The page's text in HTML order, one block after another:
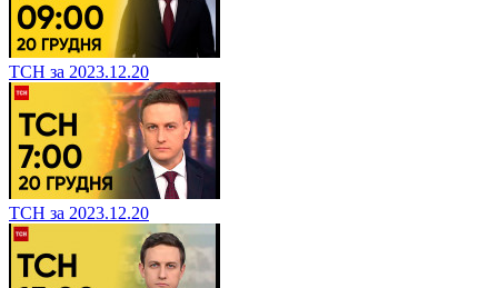
ТСН за 2023.12.20
ТСН за 2023.12.20